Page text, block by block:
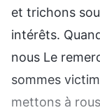
et trichons
intérêts.
nous Le
sommes
mettons à